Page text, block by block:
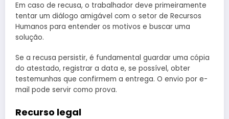
Em caso de recusa, o trabalhador deve primeiramente
tentar um diálogo amigável com o setor de Recursos
Humanos para entender os motivos e buscar uma
solução.
Se a recusa persistir, é fundamental guardar uma cópia
do atestado, registrar a data e, se possível, obter
testemunhas que confirmem a entrega. O envio por e-
mail pode servir como prova.
Recurso legal